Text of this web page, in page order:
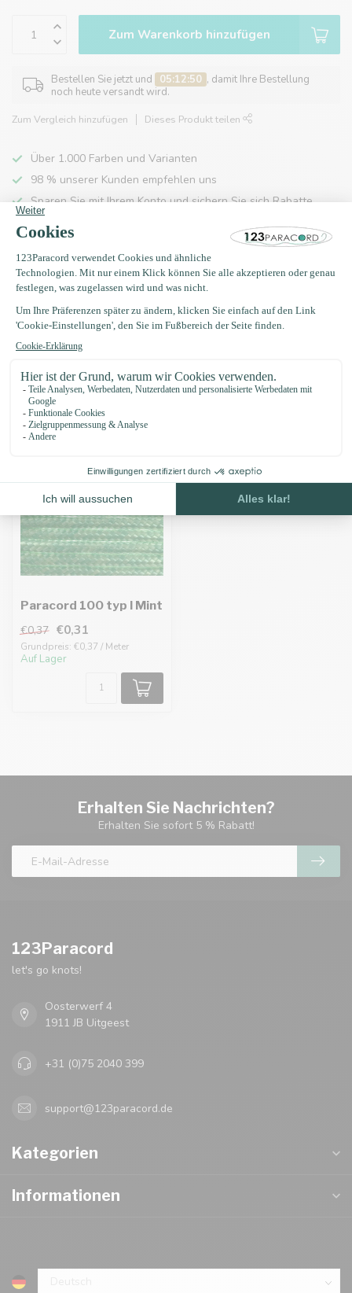
Zum Warenkorb hinzufügen
Bestellen Sie jetzt und 05:12:50 , damit Ihre Bestellung
noch heute versandt wird.
Zum Vergleich hinzufügen Dieses Produkt teilen
Über 1.000 Farben und Varianten
98 % unserer Kunden empfehlen uns
Sparen Sie mit Ihrem Konto und sichern Sie sich Rabatte.
Kostenlose Lieferung nach Hause ab 150 €
Produktbeschreibung
Eigenschaften
Zuletzt angesehen
-16%
Paracord 100 typ I Mint
€0,37 €0,31
Grundpreis: €0,37 / Meter
Auf Lager
Erhalten Sie Nachrichten?
Erhalten Sie sofort 5 % Rabatt!
123Paracord
let's go knots!
Oosterwerf 4
1911 JB Uitgeest
+31 (0)75 2040 399
support@123paracord.de
Kategorien
Informationen